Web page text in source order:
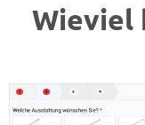
Wieviel